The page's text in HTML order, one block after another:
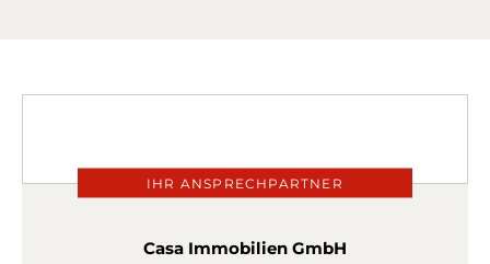
IHR ANSPRECHPARTNER
Casa Immobilien GmbH